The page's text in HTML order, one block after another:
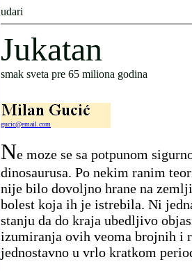
udari
Jukatan
smak sveta pre 65 miliona godina
gucic@email.com
Ne moze se sa potpunom
dinosaurusa. Po nekim ranim
nije bilo dovoljno hrane na zemlji
bolest koja ih je istrebila. Ni
stanju da do kraja ubedljivo
izumiranja ovih veoma brojnih i
jednostavno u vrlo kratkom